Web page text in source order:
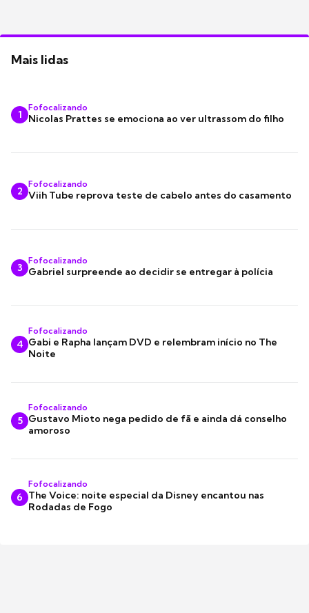
Mais lidas
1
Fofocalizando
Nicolas Prattes se emociona ao ver ultrassom do filho
2
Fofocalizando
Viih Tube reprova teste de cabelo antes do casamento
3
Fofocalizando
Gabriel surpreende ao decidir se entregar à polícia
4
Fofocalizando
Gabi e Rapha lançam DVD e relembram início no The
Noite
5
Fofocalizando
Gustavo Mioto nega pedido de fã e ainda dá conselho
amoroso
6
Fofocalizando
The Voice: noite especial da Disney encantou nas
Rodadas de Fogo